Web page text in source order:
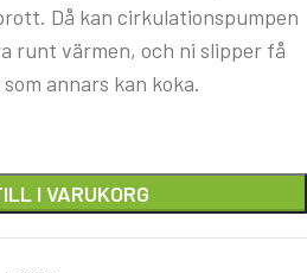
Då kan cirkulationspumpen
runt värmen, och ni slipper få
annars kan koka.
I VARUKORG